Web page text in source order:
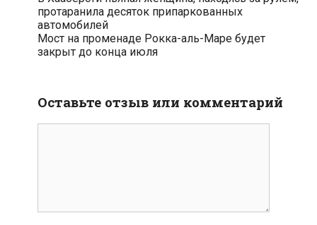
по
записям
протаранила десяток припаркованных
автомобилей
Мост на променаде Рокка-аль-Маре будет
закрыт до конца июля
Оставьте отзыв или комментарий